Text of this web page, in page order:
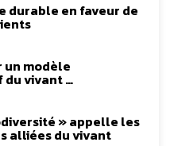
durable en faveur de
un modèle
vivant …
» appelle les
alliées du vivant